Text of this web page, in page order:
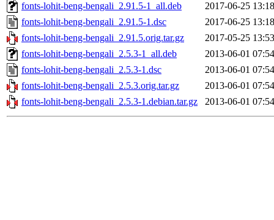
fonts-lohit-beng-bengali_2.91.5-1_all.deb
2017-06-25 13:18
fonts-lohit-beng-bengali_2.91.5-1.dsc
2017-06-25 13:18
fonts-lohit-beng-bengali_2.91.5.orig.tar.gz
2017-05-25 13:53
fonts-lohit-beng-bengali_2.5.3-1_all.deb
2013-06-01 07:54
fonts-lohit-beng-bengali_2.5.3-1.dsc
2013-06-01 07:54
fonts-lohit-beng-bengali_2.5.3.orig.tar.gz
2013-06-01 07:54
fonts-lohit-beng-bengali_2.5.3-1.debian.tar.gz
2013-06-01 07:54